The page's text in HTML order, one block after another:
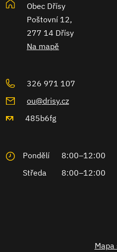
Obec Dřísy
Poštovní 12,
277 14 Dřísy
Na mapě
326 971 107
ou@drisy.cz
485b6fg
Pondělí 8:00–12:00
Středa
8:00–12:00